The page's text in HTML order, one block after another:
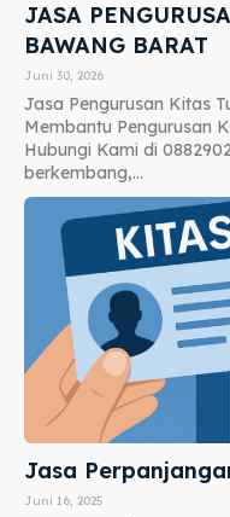
JASA
BAWANG BARAT
Juni 30, 2026
Jasa Pengurusan Kitas
Membantu Pengurusan
Hubungi Kami di
berkembang,...
Jasa
Juni 16, 2025